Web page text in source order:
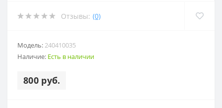
Отзывы: (0)
Модель:240410035
Наличие: Есть в наличии
800 руб.